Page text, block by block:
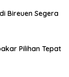
Bireuen Segera
Pilihan Tepat